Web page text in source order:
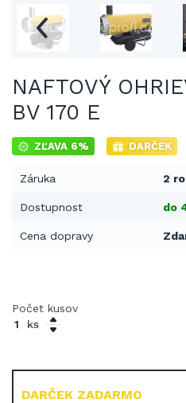
NAFTOVÝ
BV 170 E
ZĽAVA 6% DARČEK
Záruka 2
Dostupnost do
Cena dopravy
DARČEK ZADARMO
Počet kusov
ks